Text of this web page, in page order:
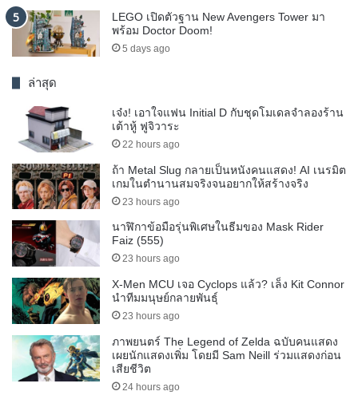
LEGO เปิดตัวฐาน New Avengers Tower มา
พร้อม Doctor Doom!
5 days ago
ล่าสุด
เจ๋ง! เอาใจแฟน Initial D กับชุดโมเดลจำลองร้าน
เต้าหู้ ฟูจิวาระ
22 hours ago
ถ้า Metal Slug กลายเป็นหนังคนแสดง! AI เนรมิต
เกมในตำนานสมจริงจนอยากให้สร้างจริง
23 hours ago
นาฬิกาข้อมือรุ่นพิเศษในธีมของ Mask Rider
Faiz (555)
23 hours ago
X-Men MCU เจอ Cyclops แล้ว? เล็ง Kit Connor
นำทีมมนุษย์กลายพันธุ์
23 hours ago
ภาพยนตร์ The Legend of Zelda ฉบับคนแสดง
เผยนักแสดงเพิ่ม โดยมี Sam Neill ร่วมแสดงก่อน
เสียชีวิต
24 hours ago